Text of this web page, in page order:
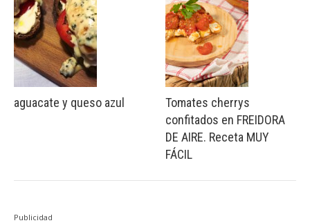
aguacate y queso azul
Tomates cherrys
confitados en FREIDORA
DE AIRE. Receta MUY
FÁCIL
Publicidad